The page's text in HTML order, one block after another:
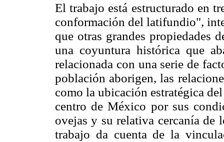
El trabajo está estructurado en
conformación del latifundio",
que otras grandes propiedades
una coyuntura histórica que
relacionada con una serie de
población aborigen, las
como la ubicación estratégica
centro de México por sus
ovejas y su relativa cercanía de
trabajo da cuenta de la